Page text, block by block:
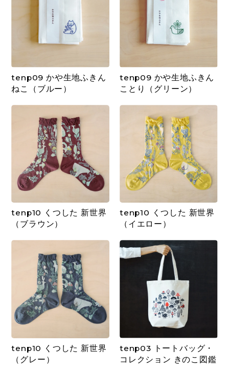
tenp09 かや生地ふきん
ねこ（ブルー）
tenp09 かや生地ふきん
ことり（グリーン）
tenp10 くつした 新世界
（ブラウン）
tenp10 くつした 新世界
（イエロー）
tenp10 くつした 新世界
（グレー）
tenp03 トートバッグ・
コレクション きのこ図鑑